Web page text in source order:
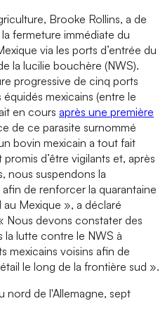
Brooke Rollins, a de
fermeture immédiate du
via les ports d’entrée du
la lucilie bouchère (NWS).
progressive de cinq ports
mexicains (entre le
en cours après une première
de ce parasite surnommé
bovin mexicain a tout fait
d’être vigilants et, après
nous suspendons la
de renforcer la quarantaine
Mexique », a déclaré
Nous devons constater des
la lutte contre le NWS à
mexicains voisins afin de
le long de la frontière sud ».
nord de l'Allemagne, sept